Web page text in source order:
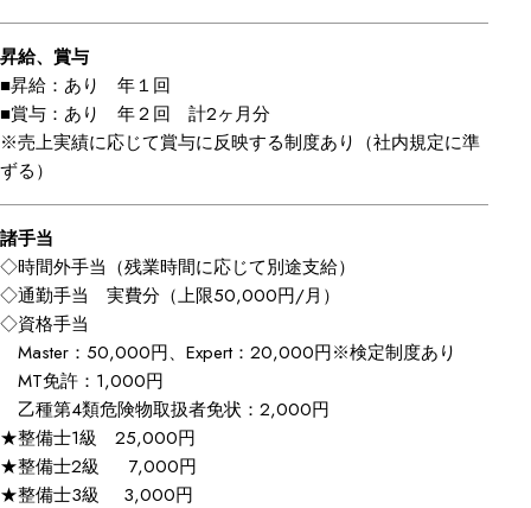
昇給、賞与
■昇給：あり 年１回
■賞与：あり 年２回 計2ヶ月分
※売上実績に応じて賞与に反映する制度あり（社内規定に準
ずる）
諸手当
◇時間外手当（残業時間に応じて別途支給）
◇通勤手当 実費分（上限50,000円/月）
◇資格手当
Master：50,000円、Expert：20,000円※検定制度あり
MT免許：1,000円
乙種第4類危険物取扱者免状：2,000円
★整備士1級 25,000円
★整備士2級 7,000円
★整備士3級 3,000円